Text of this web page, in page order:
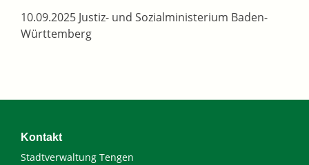
10.09.2025 Justiz- und Sozialministerium Baden-
Württemberg
Kontakt
Stadtverwaltung Tengen